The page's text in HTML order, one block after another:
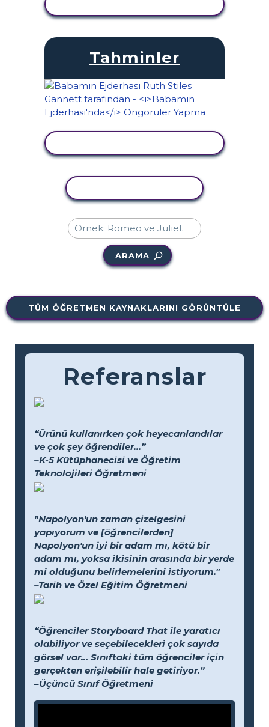
Tahminler
ARAMA
TÜM ÖĞRETMEN KAYNAKLARINI GÖRÜNTÜLE
Referanslar
“Ürünü kullanırken çok heyecanlandılar
ve çok şey öğrendiler...”
–K-5 Kütüphanecisi ve Öğretim
Teknolojileri Öğretmeni
"Napolyon'un zaman çizelgesini
yapıyorum ve [öğrencilerden]
Napolyon'un iyi bir adam mı, kötü bir
adam mı, yoksa ikisinin arasında bir yerde
mi olduğunu belirlemelerini istiyorum."
–Tarih ve Özel Eğitim Öğretmeni
“Öğrenciler Storyboard That ile yaratıcı
olabiliyor ve seçebilecekleri çok sayıda
görsel var... Sınıftaki tüm öğrenciler için
gerçekten erişilebilir hale getiriyor.”
–Üçüncü Sınıf Öğretmeni